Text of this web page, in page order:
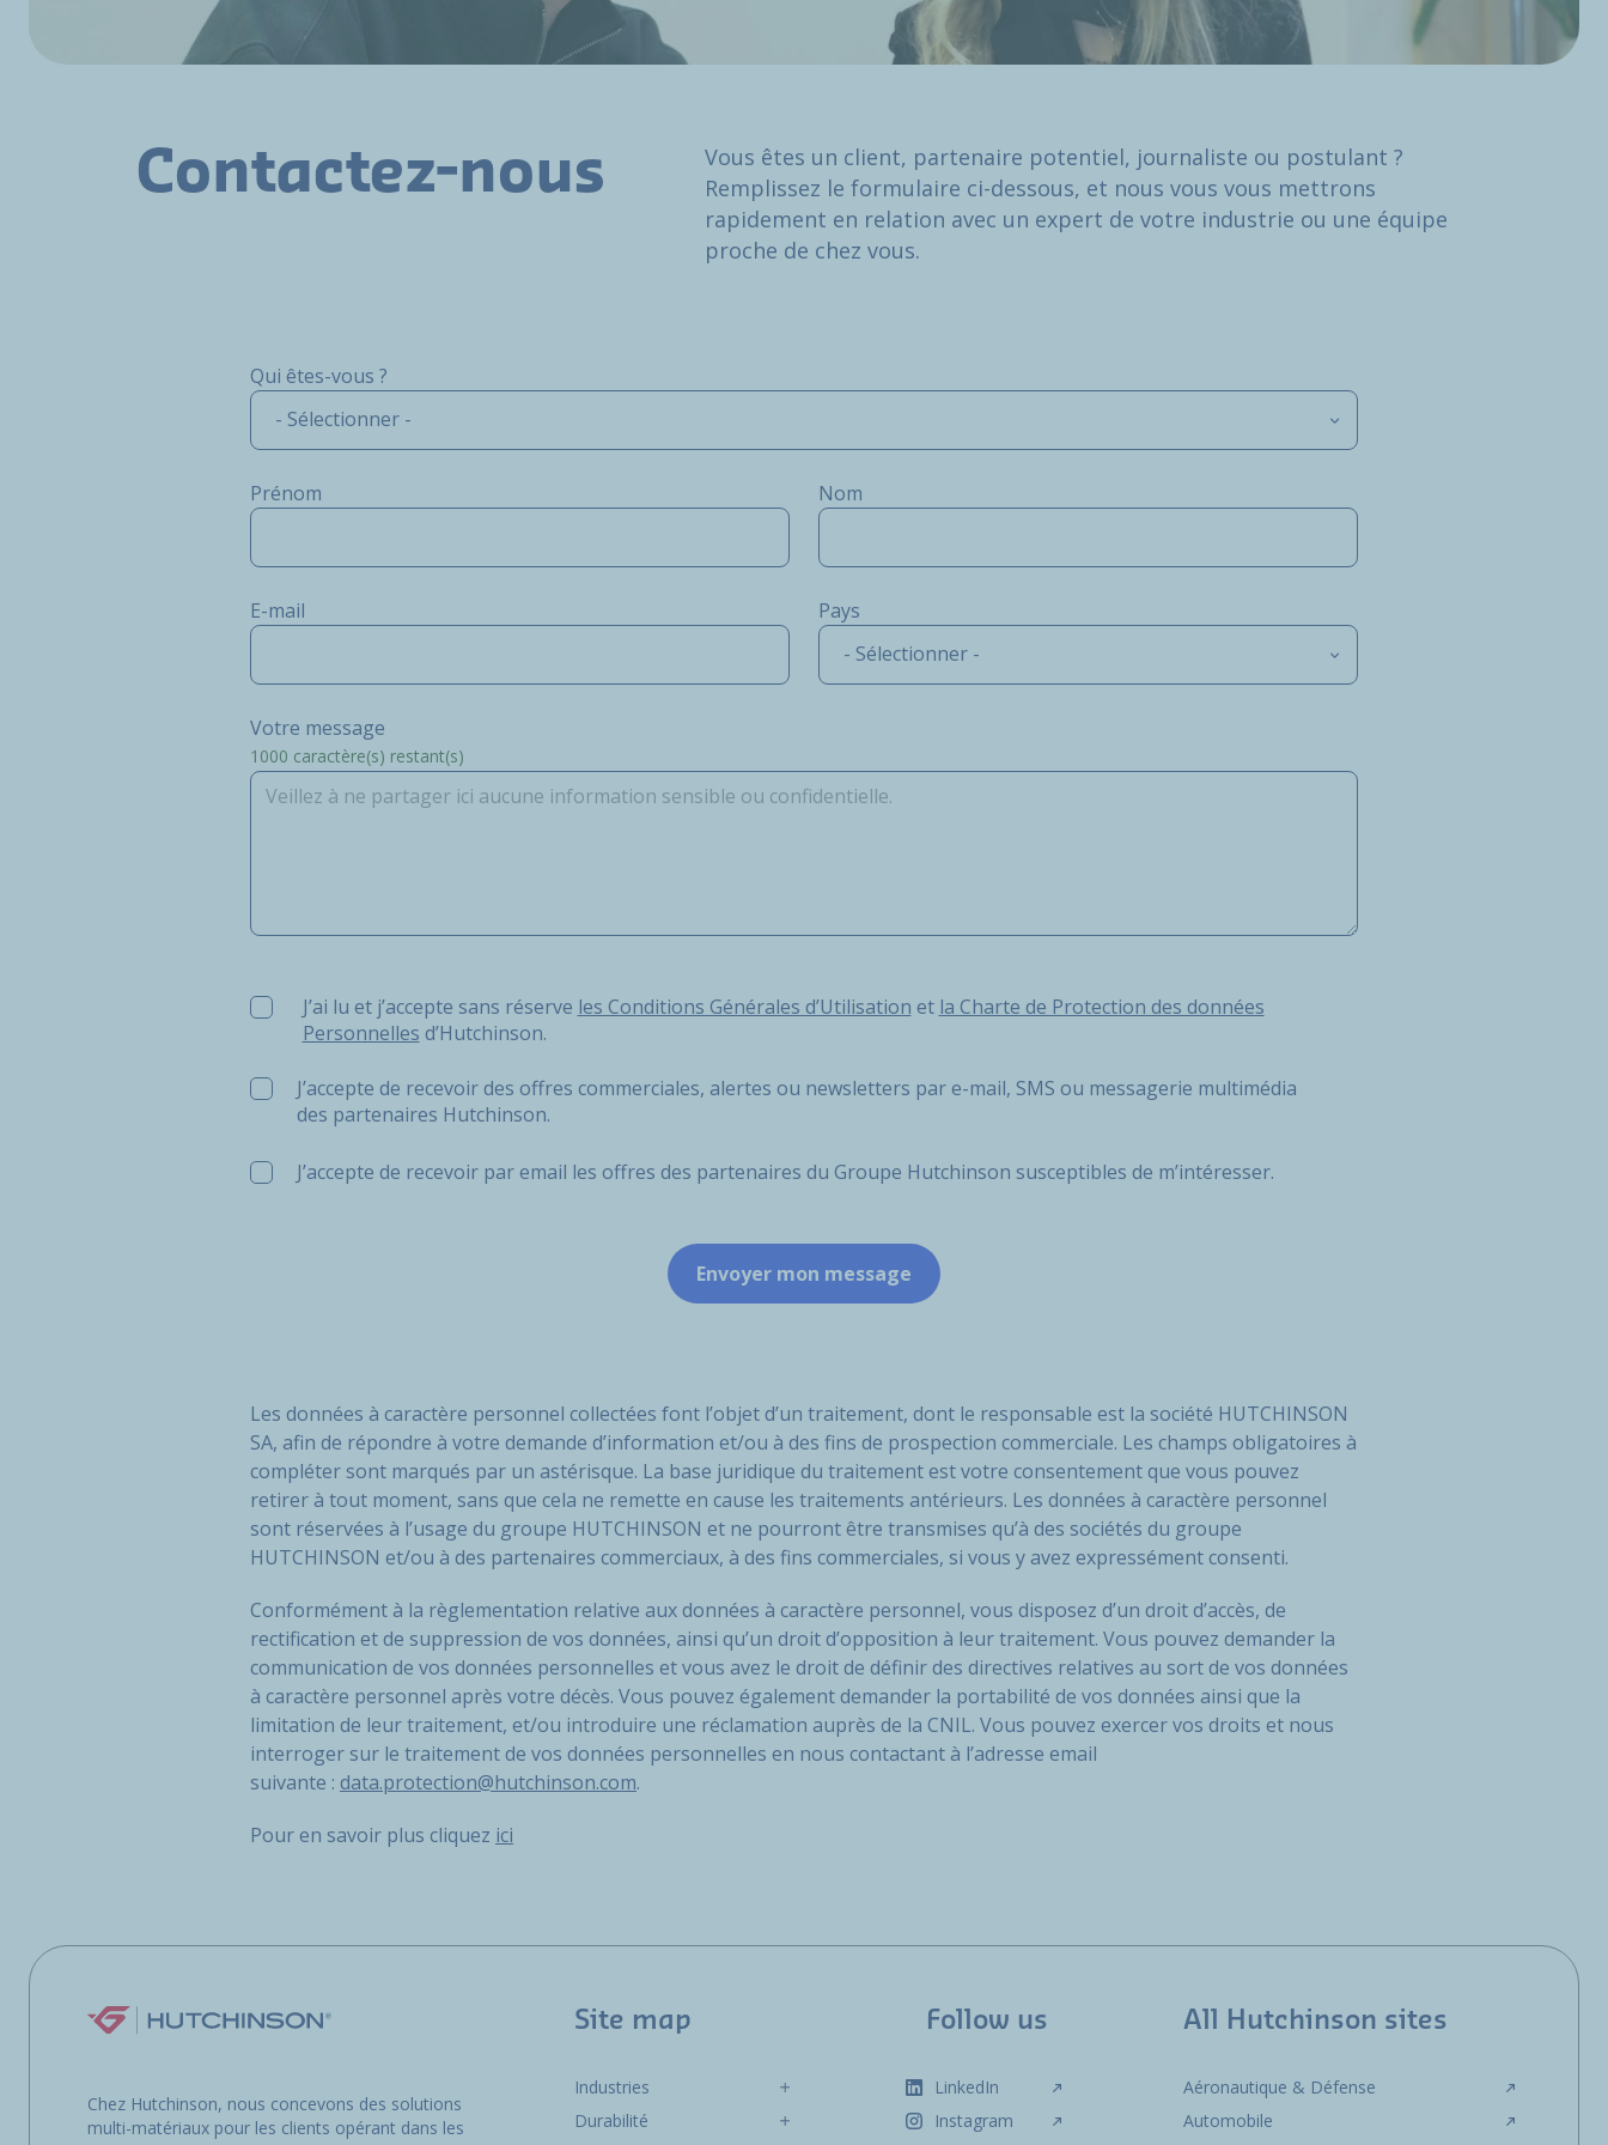
Contactez-nous
Vous êtes un client, partenaire potentiel, journaliste ou postulant ?
Remplissez le formulaire ci-dessous, et nous vous vous mettrons
rapidement en relation avec un expert de votre industrie ou une équipe
proche de chez vous.
Qui êtes-vous ?
- Sélectionner -
Prénom Nom
E-mail
Pays
- Sélectionner -
Votre message
1000 caractère(s) restant(s)
J’ai lu et j’accepte sans réserve les Conditions Générales d’Utilisation et la Charte de Protection des données Personnelles d’Hutchinson
J’ai lu et j’accepte sans réserve les Conditions Générales d’Utilisation et la Charte de Protection des données
Personnelles d’Hutchinson.
J’accepte de recevoir des offres commerciales, alertes ou newsletters par e-mail, SMS ou messagerie multimédia
des partenaires Hutchinson.
J’accepte de recevoir par email les offres des partenaires du Groupe Hutchinson susceptibles de m’intéresser.
Les données à caractère personnel collectées font l’objet d’un traitement, dont le responsable est la société HUTCHINSON
SA, afin de répondre à votre demande d’information et/ou à des fins de prospection commerciale. Les champs obligatoires à
compléter sont marqués par un astérisque. La base juridique du traitement est votre consentement que vous pouvez
retirer à tout moment, sans que cela ne remette en cause les traitements antérieurs. Les données à caractère personnel
sont réservées à l’usage du groupe HUTCHINSON et ne pourront être transmises qu’à des sociétés du groupe
HUTCHINSON et/ou à des partenaires commerciaux, à des fins commerciales, si vous y avez expressément consenti.
Conformément à la règlementation relative aux données à caractère personnel, vous disposez d’un droit d’accès, de
rectification et de suppression de vos données, ainsi qu’un droit d’opposition à leur traitement. Vous pouvez demander la
communication de vos données personnelles et vous avez le droit de définir des directives relatives au sort de vos données
à caractère personnel après votre décès. Vous pouvez également demander la portabilité de vos données ainsi que la
limitation de leur traitement, et/ou introduire une réclamation auprès de la CNIL. Vous pouvez exercer vos droits et nous
interroger sur le traitement de vos données personnelles en nous contactant à l’adresse email
suivante : data.protection@hutchinson.com.
Pour en savoir plus cliquez ici
Chez Hutchinson, nous concevons des solutions
multi-matériaux pour les clients opérant dans les
Site map
Industries
Durabilité
Follow us
LinkedIn
Instagram
All Hutchinson sites
Aéronautique & Défense
Automobile